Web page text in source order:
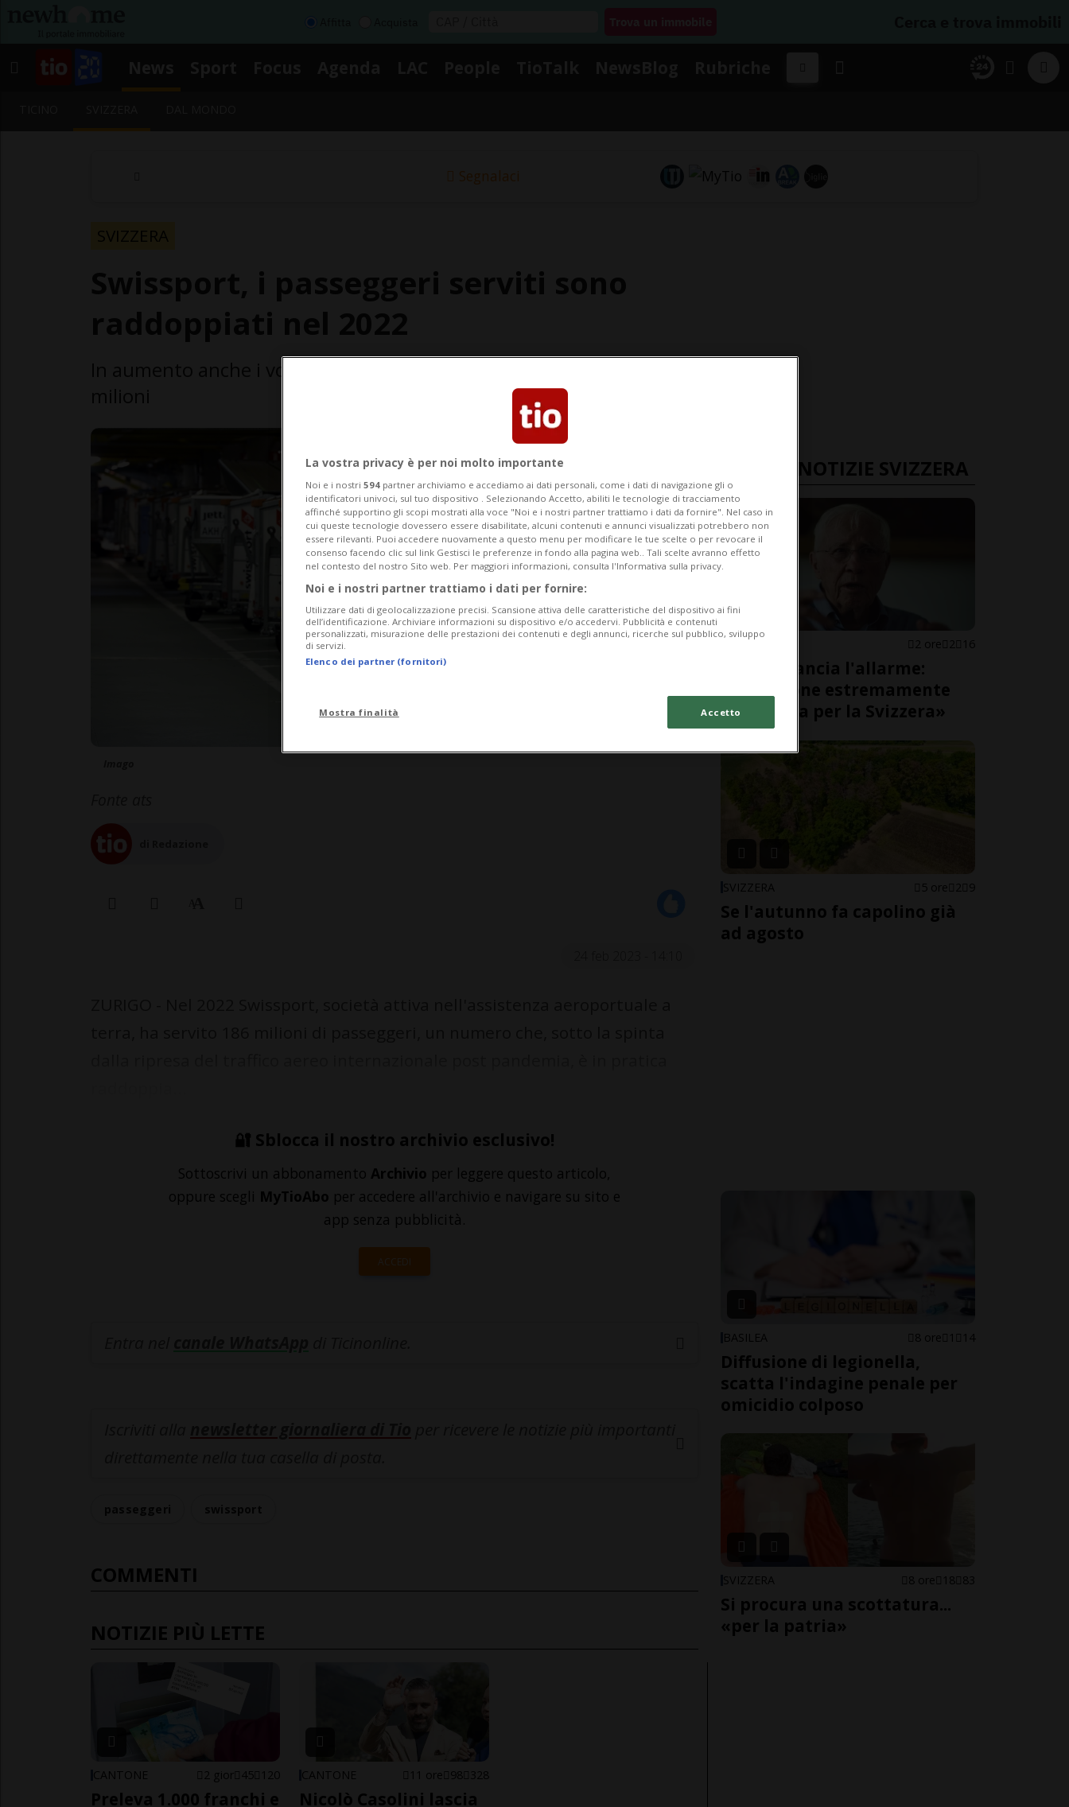
Segnalaci
SVIZZERA
🔐 Sblocca il nostro archivio esclusivo!
Sottoscrivi un abbonamento Archivio per leggere questo articolo,
oppure scegli MyTioAbo per accedere all'archivio e navigare su sito e
app senza pubblicità.
ACCEDI
COMMENTI
NOTIZIE PIÙ LETTE
CANTONE 2 gior 45 120
Preleva 1.000 franchi e
CANTONE 11 ore 98 328
Nicolò Casolini lascia
ULTIME NOTIZIE SVIZZERA
SVIZZERA 2 ore 2 16
Blocher lancia l'allarme:
«Situazione estremamente
pericolosa per la Svizzera»
SVIZZERA 5 ore 2 9
Se l'autunno fa capolino già
ad agosto
BASILEA 8 ore 1 14
Diffusione di legionella,
scatta l'indagine penale per
omicidio colposo
SVIZZERA 8 ore 18 83
Si procura una scottatura...
«per la patria»
La vostra privacy è per noi molto importante
Noi e i nostri 594 partner archiviamo e accediamo ai dati personali, come i dati di navigazione gli o
identificatori univoci, sul tuo dispositivo . Selezionando Accetto, abiliti le tecnologie di tracciamento
affinché supportino gli scopi mostrati alla voce "Noi e i nostri partner trattiamo i dati da fornire". Nel caso in
cui queste tecnologie dovessero essere disabilitate, alcuni contenuti e annunci visualizzati potrebbero non
essere rilevanti. Puoi accedere nuovamente a questo menu per modificare le tue scelte o per revocare il
consenso facendo clic sul link Gestisci le preferenze in fondo alla pagina web.. Tali scelte avranno effetto
nel contesto del nostro Sito web. Per maggiori informazioni, consulta l'Informativa sulla privacy.
Noi e i nostri partner trattiamo i dati per fornire:
Utilizzare dati di geolocalizzazione precisi. Scansione attiva delle caratteristiche del dispositivo ai fini
dell’identificazione. Archiviare informazioni su dispositivo e/o accedervi. Pubblicità e contenuti
personalizzati, misurazione delle prestazioni dei contenuti e degli annunci, ricerche sul pubblico, sviluppo
di servizi.
Elenco dei partner (fornitori)
Mostra finalità Accetto